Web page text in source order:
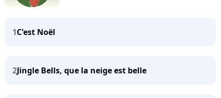
1C'est Noël
2Jingle Bells, que la neige est belle